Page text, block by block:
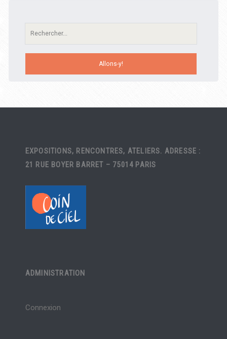
Recherche:
EXPOSITIONS, RENCONTRES, ATELIERS. ADRESSE :
21 RUE BOYER BARRET – 75014 PARIS
ADMINISTRATION
Connexion